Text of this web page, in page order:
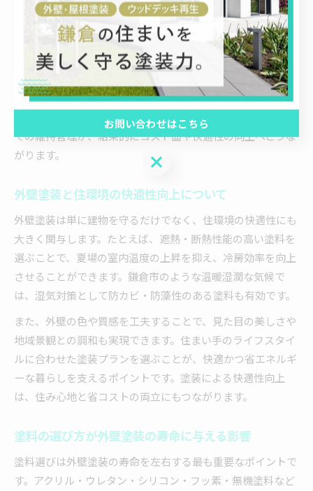
す。こうした初期の劣化サインを見逃さず、定期的な点検・
部分補修を行うことが建物の寿命を大きく延ばします。
具体的には、3年に一度程度の目視点検や、カビ・藻の発生
箇所の洗浄、シーリング材の打ち替えなどが効果的です。ま
た、塗装施工時に耐候性の高い材料を選ぶことで、メンテナ
ンスサイクル自体を長くすることも可能です。長期的な視点
での維持管理が、結果的にコスト面や快適性の向上へとつな
がります。
外壁塗装と住環境の快適性向上について
外壁塗装は単に建物を守るだけでなく、住環境の快適性にも
大きく関与します。たとえば、遮熱・断熱性能の高い塗料を
選ぶことで、夏場の室内温度の上昇を抑え、冷房効率を向上
させることができます。鎌倉市のような温暖湿潤な気候で
は、湿気対策として防カビ・防藻性のある塗料も有効です。
また、外壁の色や質感を工夫することで、見た目の美しさや
地域景観との調和も実現できます。住まい手のライフスタイ
ルに合わせた塗装プランを選ぶことが、快適かつ省エネルギ
ーな暮らしを支えるポイントです。塗装による快適性向上
は、住み心地と省コストの両立にもつながります。
塗料の選び方が外壁塗装の寿命に与える影響
塗料選びは外壁塗装の寿命を左右する最も重要なポイントで
す。アクリル・ウレタン・シリコン・フッ素・無機塗料など
お問い合わせはこちら
お問い合わせはこちら